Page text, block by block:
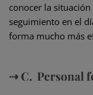
conocer la
seguimiento en el
forma mucho más
⇢ C. Personal